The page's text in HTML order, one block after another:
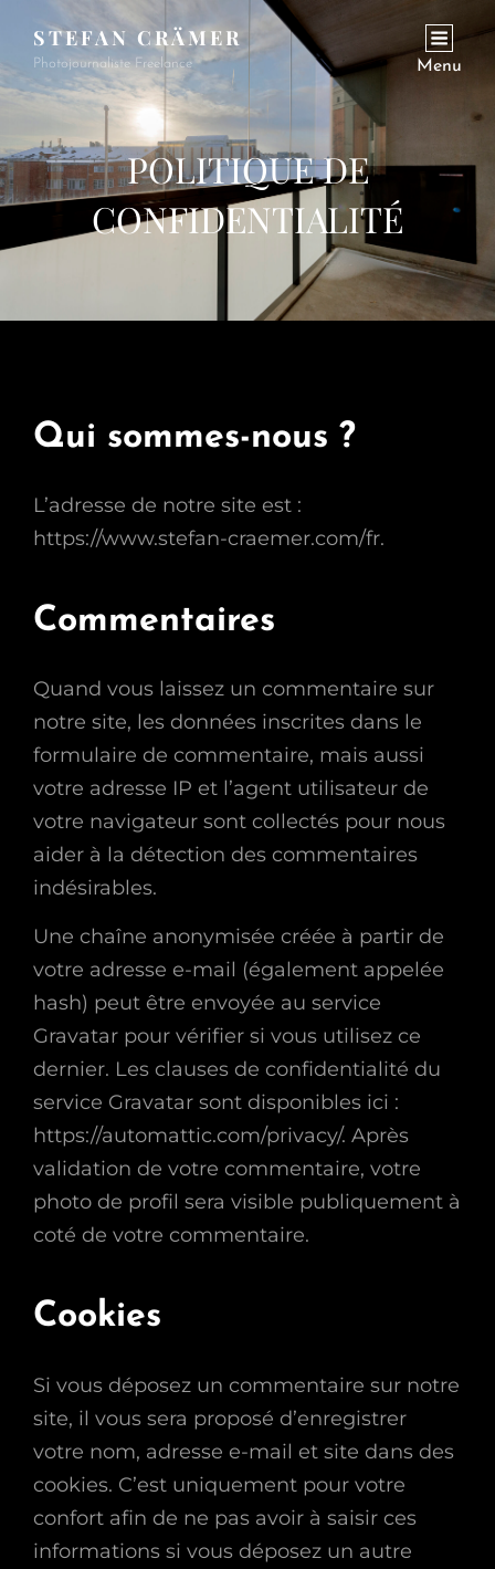
STEFAN CRÄMER
Photojournaliste Freelance Menu
POLITIQUE DE
CONFIDENTIALITÉ
Qui sommes-nous ?
L’adresse de notre site est :
https://www.stefan-craemer.com/fr.
Commentaires
Quand vous laissez un commentaire sur
notre site, les données inscrites dans le
formulaire de commentaire, mais aussi
votre adresse IP et l’agent utilisateur de
votre navigateur sont collectés pour nous
aider à la détection des commentaires
indésirables.
Une chaîne anonymisée créée à partir de
votre adresse e-mail (également appelée
hash) peut être envoyée au service
Gravatar pour vérifier si vous utilisez ce
dernier. Les clauses de confidentialité du
service Gravatar sont disponibles ici :
https://automattic.com/privacy/. Après
validation de votre commentaire, votre
photo de profil sera visible publiquement à
coté de votre commentaire.
Cookies
Si vous déposez un commentaire sur notre
site, il vous sera proposé d’enregistrer
votre nom, adresse e-mail et site dans des
cookies. C’est uniquement pour votre
confort afin de ne pas avoir à saisir ces
informations si vous déposez un autre